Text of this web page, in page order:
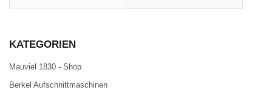
KATEGORIEN
Mauviel 1830 - Shop
Berkel Aufschnittmaschinen